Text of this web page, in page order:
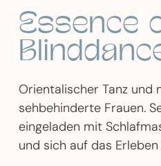
Essence
Orientalischer Tanz und
sehbehinderte Frauen.
eingeladen mit
und sich auf das Erleben